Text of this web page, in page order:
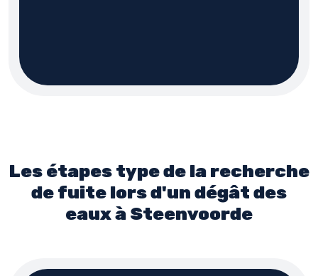
Les étapes type de la recherche
de fuite lors d'un dégât des
eaux à Steenvoorde